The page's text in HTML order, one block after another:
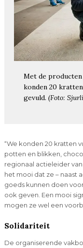
Met de
konden 20
gevuld. (Foto:
“We konden 20 kratten
potten en blikken,
regionaal actieleider
het mooi dat ze – naast
goeds kunnen doen
ook geven. Een mooi
mogen ze wel een
Solidariteit
De organiserende